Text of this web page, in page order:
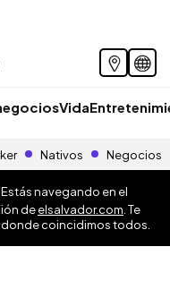
Vida
Nativos Negocios
navegando en el
deelsalvador.com . Te
coincidimos todos.